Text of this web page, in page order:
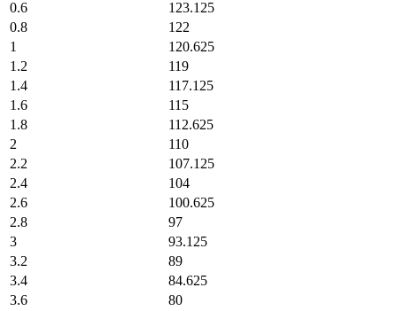
0.6
123.125
0.8
122
1
120.625
1.2
119
1.4
117.125
1.6
115
1.8
112.625
2
110
2.2
107.125
2.4
104
2.6
100.625
2.8
97
3
93.125
3.2
89
3.4
84.625
3.6
80